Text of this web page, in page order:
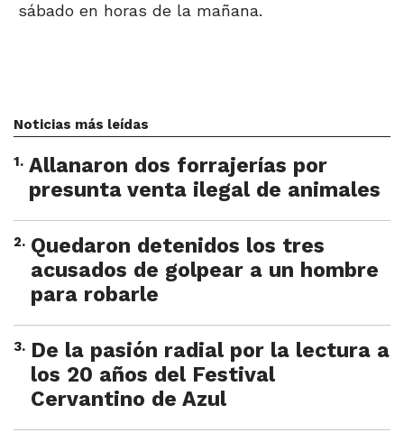
sábado en horas de la mañana.
Noticias más leídas
1. Allanaron dos forrajerías por
presunta venta ilegal de animales
2. Quedaron detenidos los tres
acusados de golpear a un hombre
para robarle
3. De la pasión radial por la lectura a
los 20 años del Festival
Cervantino de Azul